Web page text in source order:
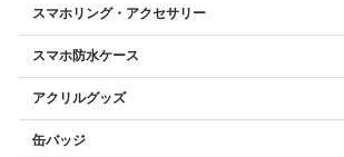
スマホリング・アクセサリー
スマホ防水ケース
アクリルグッズ
缶バッジ